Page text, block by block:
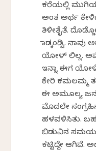
ಕರೆಯಲ್ಲಿ
ಅಂತ ಅರ್ಥ
ತಿಳೀತೈತೆ.
ಮಾಡ್ಕಂಡ್ವಿ.
ಯೋಳ್ ಲಿಲ್ಲ.
ಇನ್ನಾ ಈಗ
ಕೇರಿ ಕಮಲಮ್ಮ
ಈ ಅಮೂಲ್ಯ
ಮೊದಲೇ
ಹಳವಳಿಸಿತು.
ಬಿಡುವಿನ
ಕಟ್ಟಿದ್ದೇ ಆಗಿವೆ.